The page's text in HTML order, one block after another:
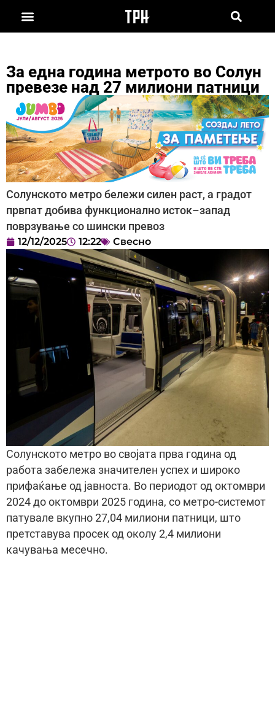
За една година метрото во Солун
превезе над 27 милиони патници
Солунското метро бележи силен раст, а градот
првпат добива функционално исток–запад
поврзување со шински превоз
12/12/2025 12:22 Свесно
Солунското метро во својата прва година од
работа забележа значителен успех и широко
прифаќање од јавноста. Во периодот од октомври
2024 до октомври 2025 година, со метро-системот
патувале вкупно 27,04 милиони патници, што
претставува просек од околу 2,4 милиони
качувања месечно.